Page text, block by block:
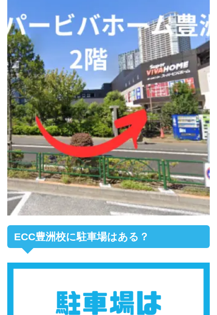
ECC豊洲校に駐車場はある？